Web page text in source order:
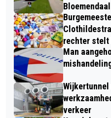
rechter stelt
Man
Wijkertunnel
verkeer